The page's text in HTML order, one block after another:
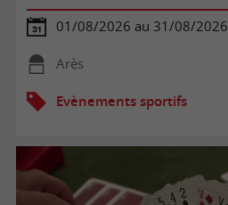
01/08/2026 au 31/08/2026
Arès
Evènements sportifs